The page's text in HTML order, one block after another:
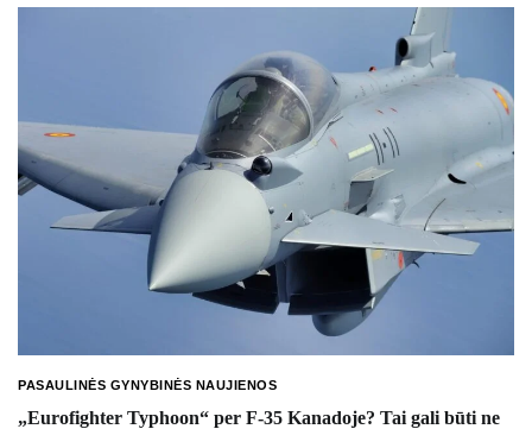
PASAULINĖS GYNYBINĖS NAUJIENOS
„Eurofighter Typhoon“ per F-35 Kanadoje? Tai gali būti ne